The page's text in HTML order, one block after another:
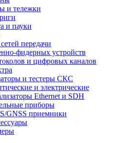
и тележки
и пауки
передачи
фидерных устройств
и цифровых каналов
и тестеры СКС
и электрические
Ethernet и SDH
приборы
GNSS приемники